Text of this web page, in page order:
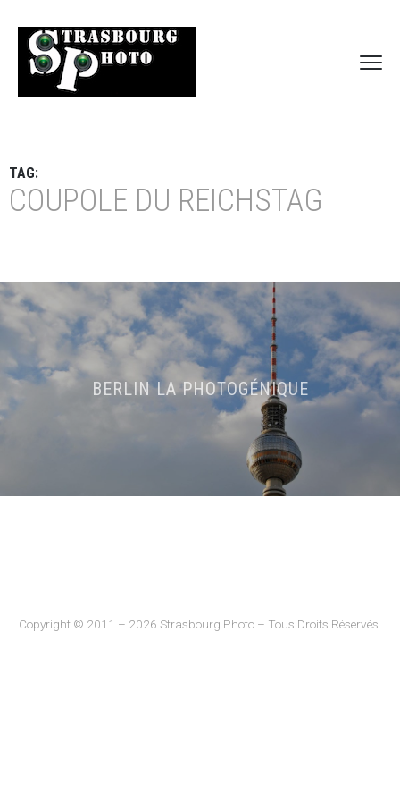
TAG:
COUPOLE DU REICHSTAG
BERLIN LA PHOTOGÉNIQUE
Copyright © 2011 – 2026 Strasbourg Photo – Tous Droits Réservés.